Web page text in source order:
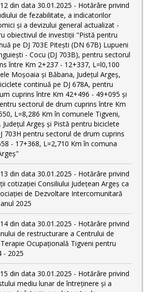
din data 30.01.2025 - Hotărâre privind
de fezabilitate, a indicatorilor
și a devizului general actualizat -
obiectivul de investiţii "Pistă pentru
pe DJ 703E Piteşti (DN 67B) Lupueni
- Cocu (DJ 703B), pentru sectorul
între Km 2+237 - 12+337, L=l0,100
Moşoaia şi Băbana, Judeţul Argeş,
continuă pe DJ 678A, pentru
cuprins între Km 42+496 - 49+095 și
sectorul de drum cuprins între Km
L=8,286 Km în comunele Tigveni,
Judeţul Argeş și Pistă pentru biciclete
703H pentru sectorul de drum cuprins
- 17+368, L=2,710 Km în comuna
din data 30.01.2025 - Hotărâre privind
cotizației Consiliului Județean Argeș ca
de Dezvoltare Intercomunitară
2025
din data 30.01.2025 - Hotărâre privind
de restructurare a Centrului de
Ocupațională Tigveni pentru
- 2025
din data 30.01.2025 - Hotărâre privind
mediu lunar de întreținere și a